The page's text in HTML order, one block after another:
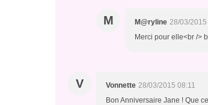
M M@ryline 28/03/2015
Merci pour elle<br />
V Vonnette 28/03/2015 08:11
Bon Anniversaire Jane ! Que